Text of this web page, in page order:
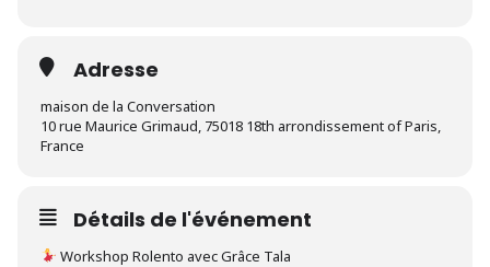
Adresse
maison de la Conversation
10 rue Maurice Grimaud, 75018 18th arrondissement of Paris,
France
Détails de l'événement
Workshop Rolento avec Grâce Tala